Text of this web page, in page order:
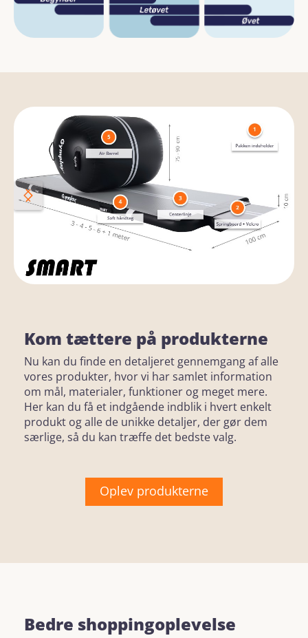
Skip image gallery
Kom tættere på produkterne
Nu kan du finde en detaljeret gennemgang af alle
vores produkter, hvor vi har samlet information
om mål, materialer, funktioner og meget mere.
Her kan du få et indgående indblik i hvert enkelt
produkt og alle de unikke detaljer, der gør dem
særlige, så du kan træffe det bedste valg.
Oplev produkterne
Bedre shoppingoplevelse